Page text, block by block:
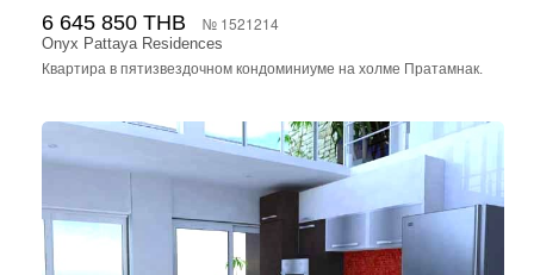
6 645 850 THB № 1521214
Onyx Pattaya Residences
Квартира в пятизвездочном кондоминиуме на холме Пратамнак.